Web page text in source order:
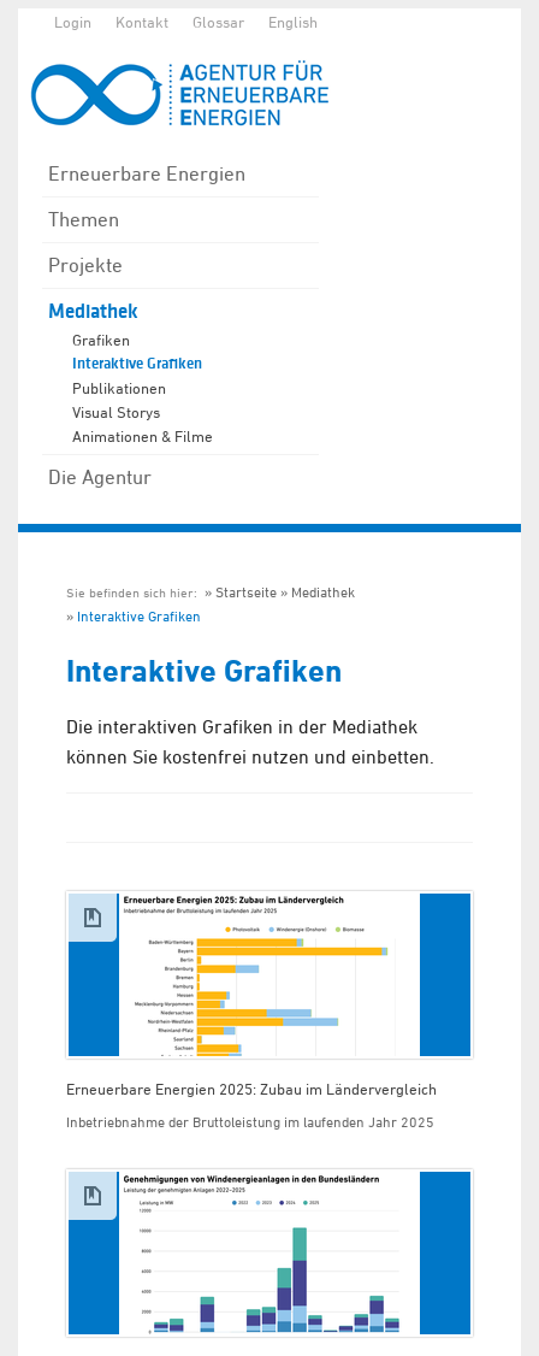
Login Kontakt Glossar English
Erneuerbare Energien
Themen
Projekte
Mediathek
Grafiken
Interaktive Grafiken
Publikationen
Visual Storys
Animationen & Filme
Die Agentur
Sie befinden sich hier: Startseite
Mediathek
Interaktive Grafiken
Interaktive Grafiken
Die interaktiven Grafiken in der Mediathek
können Sie kostenfrei nutzen und einbetten.
Erneuerbare Energien 2025: Zubau im Ländervergleich
Inbetriebnahme der Bruttoleistung im laufenden Jahr 2025